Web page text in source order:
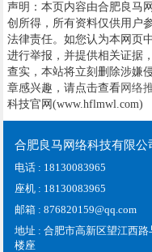
声明：本页内容由合肥良马
创所得，所有资料仅供用户
法律责任。如您认为本网页
进行举报，并提供相关证据
查实，本站将立刻删除涉嫌
章感兴趣，请点击查看网络
科技官网(www.hflmwl.com)
合肥良马网络科技有限公
电话 : 18130083965
座机 : 18130083965
邮箱 : 876820159@qq.com
地址 : 合肥市高新区望江西
楼座